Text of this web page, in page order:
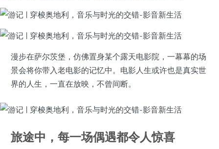
漫步在萨尔茨堡，仿佛置身某个露天电影院，一幕幕的场
景会将你带入老电影的记忆中。电影人生或许也是真实世
界的人生，一直在放映，不曾间断。
旅途中，每一场偶遇都令人惊喜